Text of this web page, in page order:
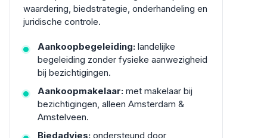
waardering, biedstrategie, onderhandeling en
juridische controle.
Aankoopbegeleiding: landelijke
begeleiding zonder fysieke aanwezigheid
bij bezichtigingen.
Aankoopmakelaar: met makelaar bij
bezichtigingen, alleen Amsterdam &
Amstelveen.
Biedadvies: ondersteund door